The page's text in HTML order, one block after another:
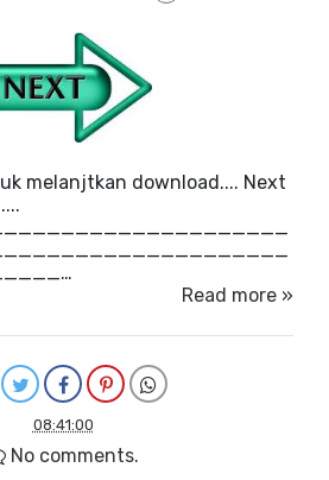
melanjtkan download.... Next
Read more »
08:41:00
No comments.